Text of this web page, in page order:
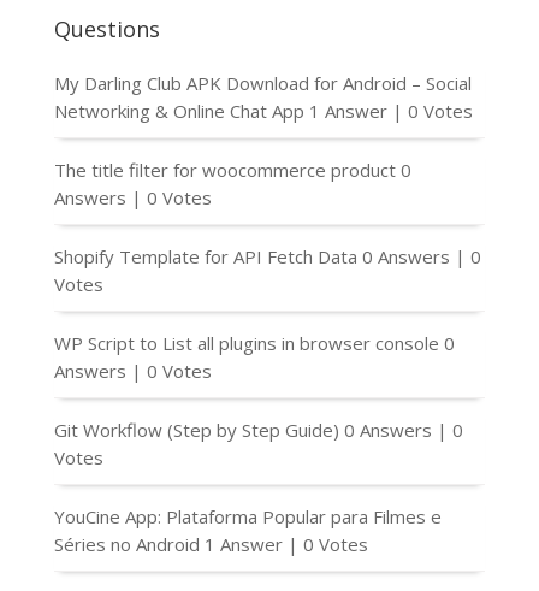
Questions
My Darling Club APK Download for Android – Social
Networking & Online Chat App 1 Answer | 0 Votes
The title filter for woocommerce product 0
Answers | 0 Votes
Shopify Template for API Fetch Data 0 Answers | 0
Votes
WP Script to List all plugins in browser console 0
Answers | 0 Votes
Git Workflow (Step by Step Guide) 0 Answers | 0
Votes
YouCine App: Plataforma Popular para Filmes e
Séries no Android 1 Answer | 0 Votes